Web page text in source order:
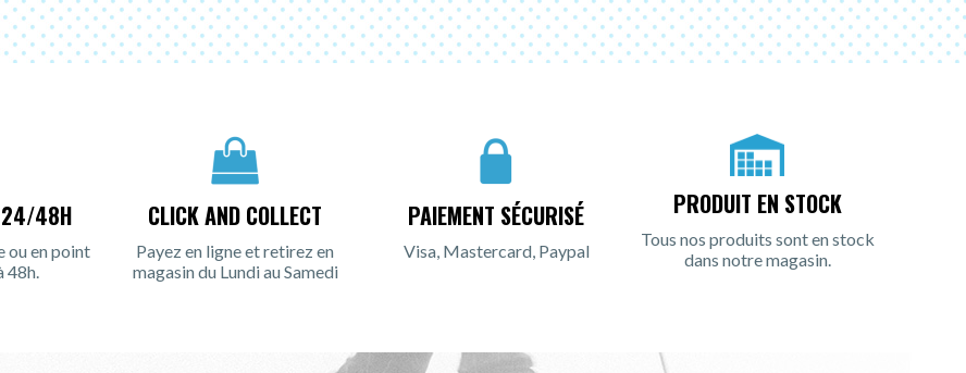
24/48H
ou en point
48h.
CLICK AND COLLECT
Payez en ligne et retirez en
magasin du Lundi au Samedi
PAIEMENT SÉCURISÉ
Visa, Mastercard, Paypal
PRODUIT EN STOCK
Tous nos produits sont en stock
dans notre magasin.